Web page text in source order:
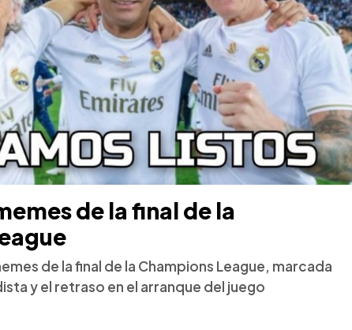
de la final de la
de la final de la Champions League, marcada
y el retraso en el arranque del juego